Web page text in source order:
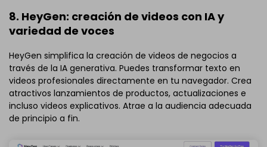
8. HeyGen: creación de videos con IA y
variedad de voces
HeyGen simplifica la creación de videos de negocios a
través de la IA generativa. Puedes transformar texto en
videos profesionales directamente en tu navegador. Crea
atractivos lanzamientos de productos, actualizaciones e
incluso videos explicativos. Atrae a la audiencia adecuada
de principio a fin.